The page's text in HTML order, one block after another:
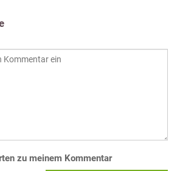
zu meinem Kommentar